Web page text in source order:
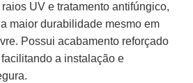
UV e tratamento antifúngico,
maior durabilidade mesmo em
Possui acabamento reforçado
a instalação e